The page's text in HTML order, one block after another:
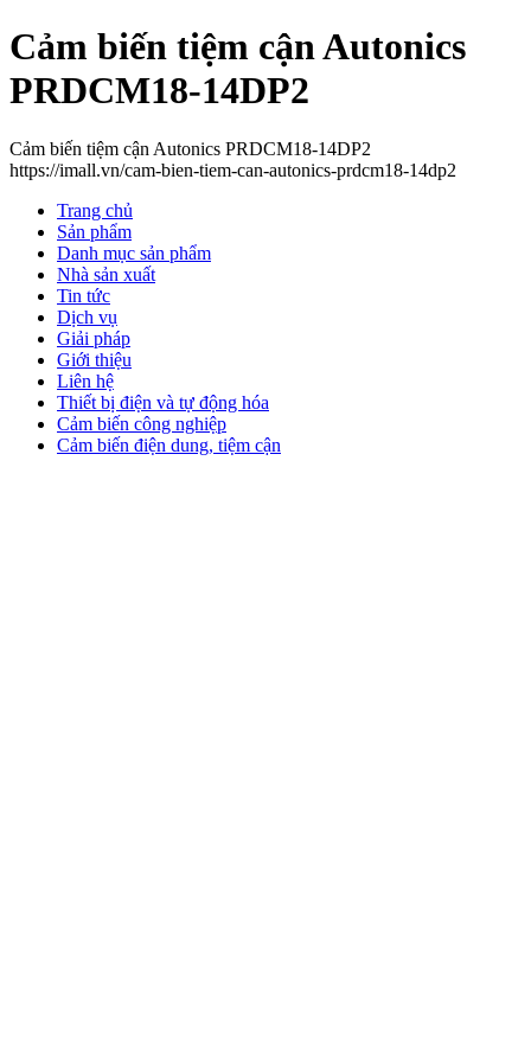
Cảm biến tiệm cận Autonics
PRDCM18-14DP2
Cảm biến tiệm cận Autonics PRDCM18-14DP2
https://imall.vn/cam-bien-tiem-can-autonics-prdcm18-14dp2
Trang chủ
Sản phẩm
Danh mục sản phẩm
Nhà sản xuất
Tin tức
Dịch vụ
Giải pháp
Giới thiệu
Liên hệ
Thiết bị điện và tự động hóa
Cảm biến công nghiệp
Cảm biến điện dung, tiệm cận